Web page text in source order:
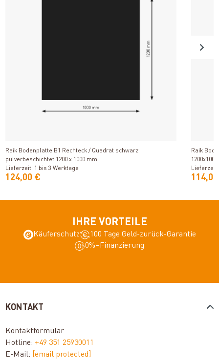
Raik Bodenplatte B1 Rechteck / Quadrat schwarz
pulverbeschichtet 1200 x 1000 mm
Lieferzeit: 1 bis 3 Werktage
124,00 €
Raik
IHRE VORTEILE
Käuferschutz
100 Tage Geld-zurück-Garantie
0%–Finanzierung
KONTAKT
Kontaktformular
Hotline: +49 351 25930011
E-Mail:
[email protected]